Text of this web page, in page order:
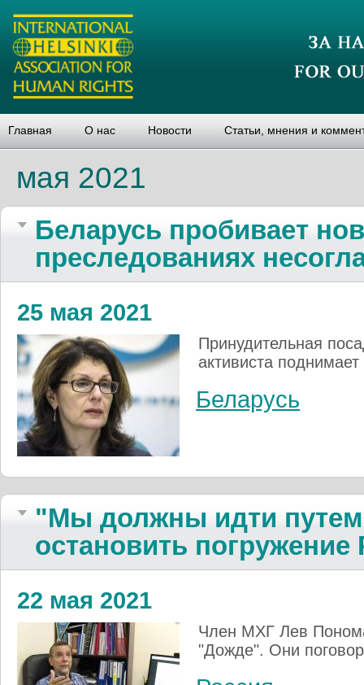
Главная О нас Новости Статьи, мнения и
мая 2021
Беларусь пробивает
преследованиях
25 мая 2021
Принудительная
активиста
Беларусь
"Мы должны идти путем
остановить
22 мая 2021
Член МХГ Лев
"Дожде". Они